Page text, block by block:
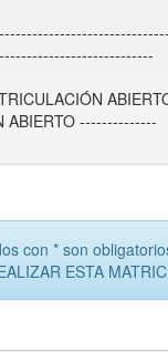
ABIERTO --------------
con * son
ESTA